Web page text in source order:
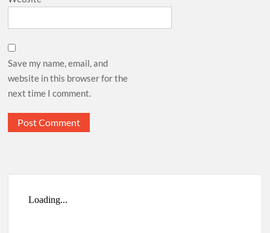
Save my name, email, and
website in this browser for the
next time I comment.